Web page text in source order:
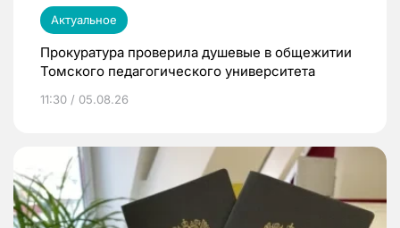
Актуальное
Прокуратура проверила душевые в общежитии
Томского педагогического университета
11:30 / 05.08.26